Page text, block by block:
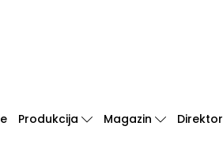
Produkcija Magazin Direktor